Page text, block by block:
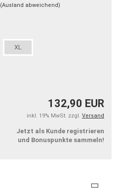
(Ausland abweichend)
XL
132,90 EUR
inkl. 19% MwSt. zzgl. Versand
Jetzt als Kunde registrieren
und Bonuspunkte sammeln!